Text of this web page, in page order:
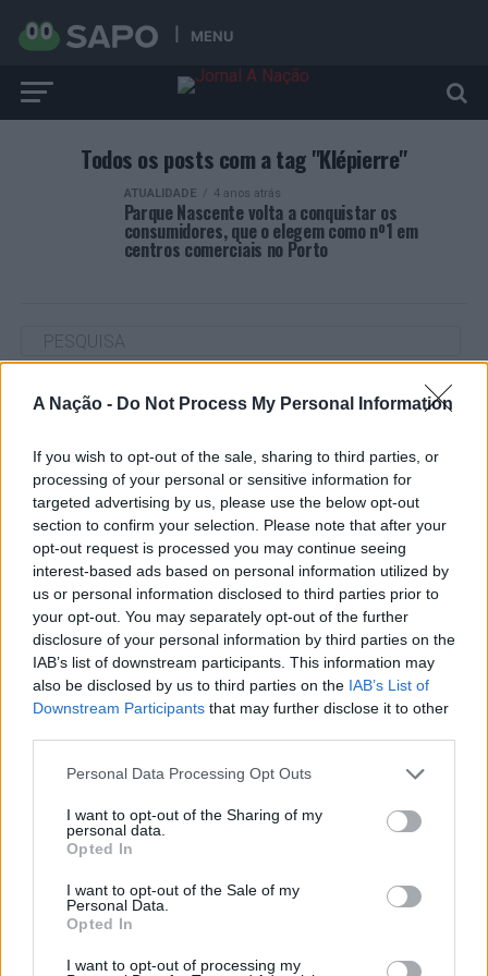
A Nação - Do Not Process My Personal Information
If you wish to opt-out of the sale, sharing to third parties, or
processing of your personal or sensitive information for
targeted advertising by us, please use the below opt-out
section to confirm your selection. Please note that after your
opt-out request is processed you may continue seeing
interest-based ads based on personal information utilized by
us or personal information disclosed to third parties prior to
your opt-out. You may separately opt-out of the further
disclosure of your personal information by third parties on the
IAB’s list of downstream participants. This information may
also be disclosed by us to third parties on the IAB’s List of
Downstream Participants that may further disclose it to other
Personal Data Processing Opt Outs
I want to opt-out of the Sharing of my
personal data.
Opted In
I want to opt-out of the Sale of my
Personal Data.
Opted In
I want to opt-out of processing my
MENU
Todos os posts com a tag "Klépierre"
ATUALIDADE 4 anos atrás
Parque Nascente volta a conquistar os
consumidores, que o elegem como nº1 em
centros comerciais no Porto
ARTIGOS RECENTES
de “provocar” mudanças genéticas, diz neurocientista
“Millennium Estoril Open 2026” regressou ao circuito ATP
com vitória do francês Luca Van Assche
Castelo Branco: “Bienal Internacional de Artes e Ofícios”
promete afirmar artesanato, património e inovação como
“motores de desenvolvimento económico e cultural” do
município português
Covilhã: Especialista aponta investimento estrangeiro e
valorização imobiliária como motores do crescimento da
Rio de Janeiro: Governo do Estado propõe parceria com a
FUNCEX para “reforçar inteligência sobre comércio
exterior”